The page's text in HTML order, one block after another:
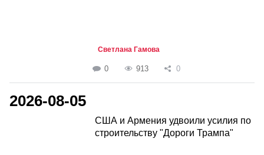
Светлана Гамова
0 913 0
2026-08-05
США и Армения удвоили усилия по
строительству "Дороги Трампа"